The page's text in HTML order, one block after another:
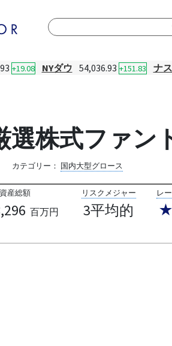
+19.08 NYダウ 54,036.93 +151.83 ナ
選株式ファン
カテゴリー： 国内大型グロース
産総額
百万円
リスクメジャー
3平均的
レ